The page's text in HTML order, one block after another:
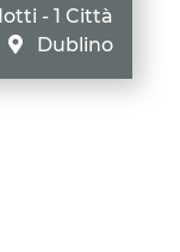
- 1 Città
Dublino